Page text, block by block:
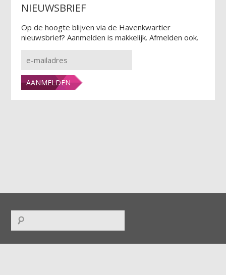
NIEUWSBRIEF
Op de hoogte blijven via de Havenkwartier
nieuwsbrief? Aanmelden is makkelijk. Afmelden ook.